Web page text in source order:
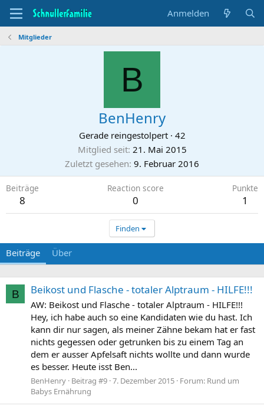
Anmelden
Mitglieder
B
BenHenry
Gerade reingestolpert · 42
Mitglied seit 21. Mai 2015
Zuletzt gesehen 9. Februar 2016
Beiträge
8
Reaction score
0
Punkte
1
Finden
Beiträge Über
B Beikost und Flasche - totaler Alptraum - HILFE!!!
AW: Beikost und Flasche - totaler Alptraum - HILFE!!!
Hey, ich habe auch so eine Kandidaten wie du hast. Ich
kann dir nur sagen, als meiner Zähne bekam hat er fast
nichts gegessen oder getrunken bis zu einem Tag an
dem er ausser Apfelsaft nichts wollte und dann wurde
es besser. Heute isst Ben...
BenHenry Beitrag #9 7. Dezember 2015 Forum: Rund um
Babys Ernährung